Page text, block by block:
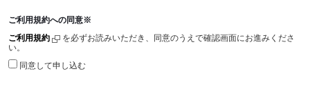
スウェットシャツ
ご利用規約への同意※
ご利用規約
を必ずお読みいただき、同意のうえで確認画面にお進みくださ
い。
同意して申し込む